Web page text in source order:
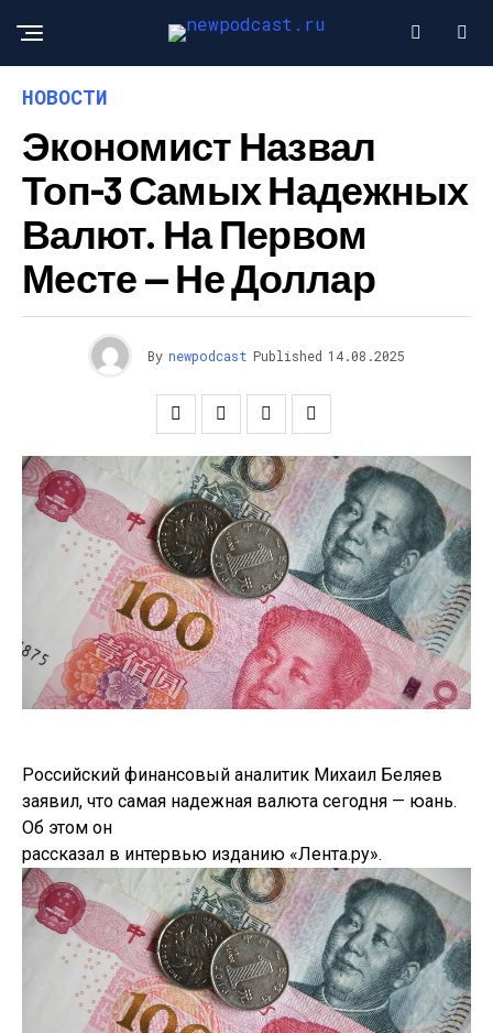
НОВОСТИ
Экономист Назвал
Топ-3 Самых Надежных
Валют. На Первом
Месте — Не Доллар
By newpodcast Published 14.08.2025
Российский финансовый аналитик Михаил Беляев
заявил, что самая надежная валюта сегодня — юань.
Об этом он
рассказал в интервью изданию «Лента.ру».